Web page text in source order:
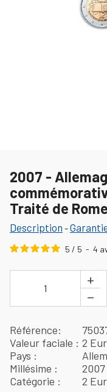
2007 -
Traité de Rome
Description -
5 / 5 - 4
1
+
−
Référence
Valeur faciale
2
Pays
Millésime
2007
Catégorie
2